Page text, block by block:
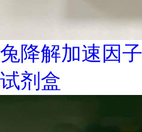
兔降解加速因
试剂盒